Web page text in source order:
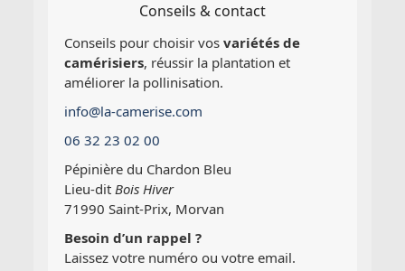
Conseils & contact
Conseils pour choisir vosvariétés de
camérisiers, réussir la plantation et
améliorer la pollinisation.
info@la-camerise.com
06 32 23 02 00
Pépinière du Chardon Bleu
Lieu-ditBois Hiver
71990 Saint-Prix, Morvan
Besoin d’un rappel ?
Laissez votre numéro ou votre email.